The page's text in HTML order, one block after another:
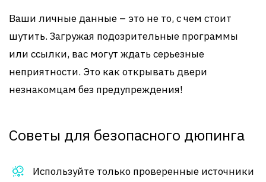
Ваши личные данные – это не то, с чем стоит
шутить. Загружая подозрительные программы
или ссылки, вас могут ждать серьезные
неприятности. Это как открывать двери
незнакомцам без предупреждения!
Советы для безопасного дюпинга
Используйте только проверенные источники